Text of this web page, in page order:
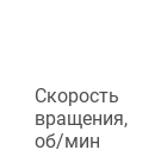
Скорость
вращения,
об/мин